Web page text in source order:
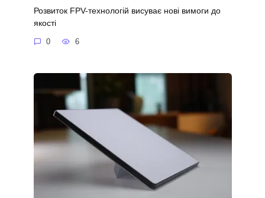
Розвиток FPV-технологій висуває нові вимоги до
якості
0 6